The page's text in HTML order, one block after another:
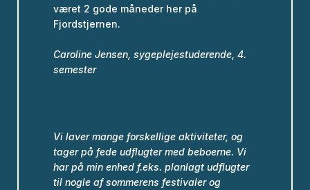
været 2 gode måneder her på
Fjordstjernen.
Caroline Jensen, sygeplejestuderende, 4.
semester
Vi laver mange forskellige aktiviteter, og
tager på fede udflugter med beboerne. Vi
har på min enhed f.eks. planlagt udflugter
til nogle af sommerens festivaler og